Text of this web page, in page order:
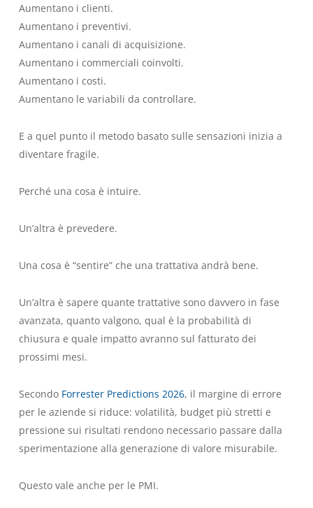
Aumentano i clienti.
Aumentano i preventivi.
Aumentano i canali di acquisizione.
Aumentano i commerciali coinvolti.
Aumentano i costi.
Aumentano le variabili da controllare.
E a quel punto il metodo basato sulle sensazioni inizia a
diventare fragile.
Perché una cosa è intuire.
Un’altra è prevedere.
Una cosa è “sentire” che una trattativa andrà bene.
Un’altra è sapere quante trattative sono davvero in fase
avanzata, quanto valgono, qual è la probabilità di
chiusura e quale impatto avranno sul fatturato dei
prossimi mesi.
Secondo Forrester Predictions 2026, il margine di errore
per le aziende si riduce: volatilità, budget più stretti e
pressione sui risultati rendono necessario passare dalla
sperimentazione alla generazione di valore misurabile.
Questo vale anche per le PMI.